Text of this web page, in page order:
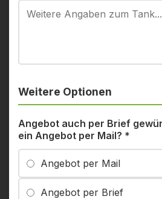
Weitere Optionen
Angebot auch per Brief
ein Angebot per Mail? *
Angebot per Mail
Angebot per Brief